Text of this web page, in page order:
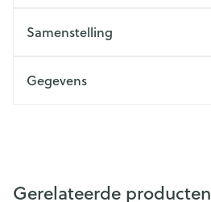
Samenstelling
Gegevens
Gerelateerde producten